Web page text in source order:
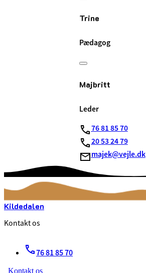
Trine
Pædagog
Majbritt
Leder
76 81 85 70
20 53 24 79
majek@vejle.dk
Kildedalen
Kontakt os
76 81 85 70
Kontakt os